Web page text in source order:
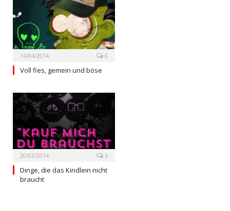
14/04/2014 0
Voll fies, gemein und böse
20/02/2014 5
Dinge, die das Kindlein nicht
braucht